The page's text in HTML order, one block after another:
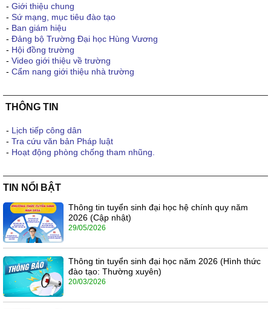
- Giới thiệu chung
- Sứ mạng, mục tiêu đào tạo
- Ban giám hiệu
- Đảng bộ Trường Đại học Hùng Vương
- Hội đồng trường
- Video giới thiệu về trường
- Cẩm nang giới thiệu nhà trường
THÔNG TIN
- Lịch tiếp công dân
- Tra cứu văn bản Pháp luật
- Hoạt động phòng chống tham nhũng.
TIN NỔI BẬT
Thông tin tuyển sinh đại học hệ chính quy năm
2026 (Cập nhật)
29/05/2026
Thông tin tuyển sinh đại học năm 2026 (Hình thức
đào tạo: Thường xuyên)
20/03/2026